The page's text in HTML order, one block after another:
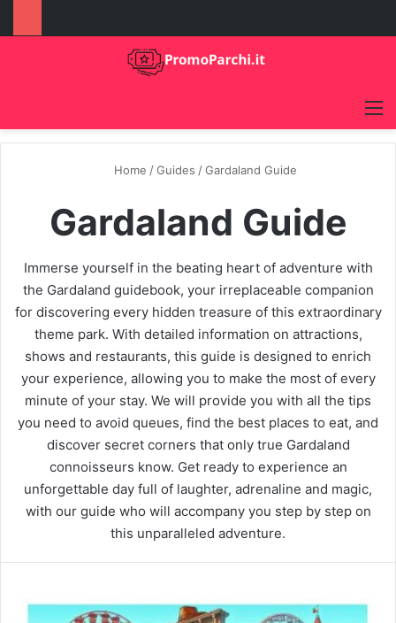
Home /Guides /Gardaland Guide
Gardaland Guide
Immerse yourself in the beating heart of adventure with
the Gardaland guidebook, your irreplaceable companion
for discovering every hidden treasure of this extraordinary
theme park. With detailed information on attractions,
shows and restaurants, this guide is designed to enrich
your experience, allowing you to make the most of every
minute of your stay. We will provide you with all the tips
you need to avoid queues, find the best places to eat, and
discover secret corners that only true Gardaland
connoisseurs know. Get ready to experience an
unforgettable day full of laughter, adrenaline and magic,
with our guide who will accompany you step by step on
this unparalleled adventure.